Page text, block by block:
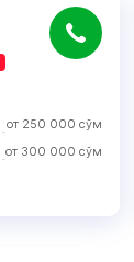
от 250 000 сўм
от 300 000 сўм